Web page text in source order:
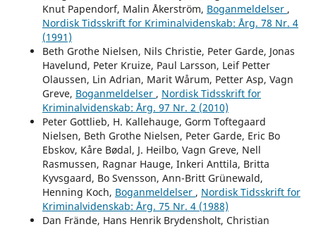
Knut Papendorf, Malin Åkerström, Boganmeldelser ,
Nordisk Tidsskrift for Kriminalvidenskab: Årg. 78 Nr. 4
(1991)
Beth Grothe Nielsen, Nils Christie, Peter Garde, Jonas
Havelund, Peter Kruize, Paul Larsson, Leif Petter
Olaussen, Lin Adrian, Marit Wårum, Petter Asp, Vagn
Greve, Boganmeldelser , Nordisk Tidsskrift for
Kriminalvidenskab: Årg. 97 Nr. 2 (2010)
Peter Gottlieb, H. Kallehauge, Gorm Toftegaard
Nielsen, Beth Grothe Nielsen, Peter Garde, Eric Bo
Ebskov, Kåre Bødal, J. Heilbo, Vagn Greve, Nell
Rasmussen, Ragnar Hauge, Inkeri Anttila, Britta
Kyvsgaard, Bo Svensson, Ann-Britt Grünewald,
Henning Koch, Boganmeldelser , Nordisk Tidsskrift for
Kriminalvidenskab: Årg. 75 Nr. 4 (1988)
Dan Frände, Hans Henrik Brydensholt, Christian